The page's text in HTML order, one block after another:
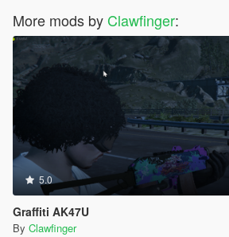
More mods by Clawfinger:
5.0
Graffiti AK47U
By Clawfinger